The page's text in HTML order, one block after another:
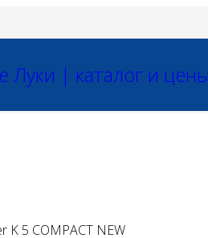
K 5 COMPACT NEW